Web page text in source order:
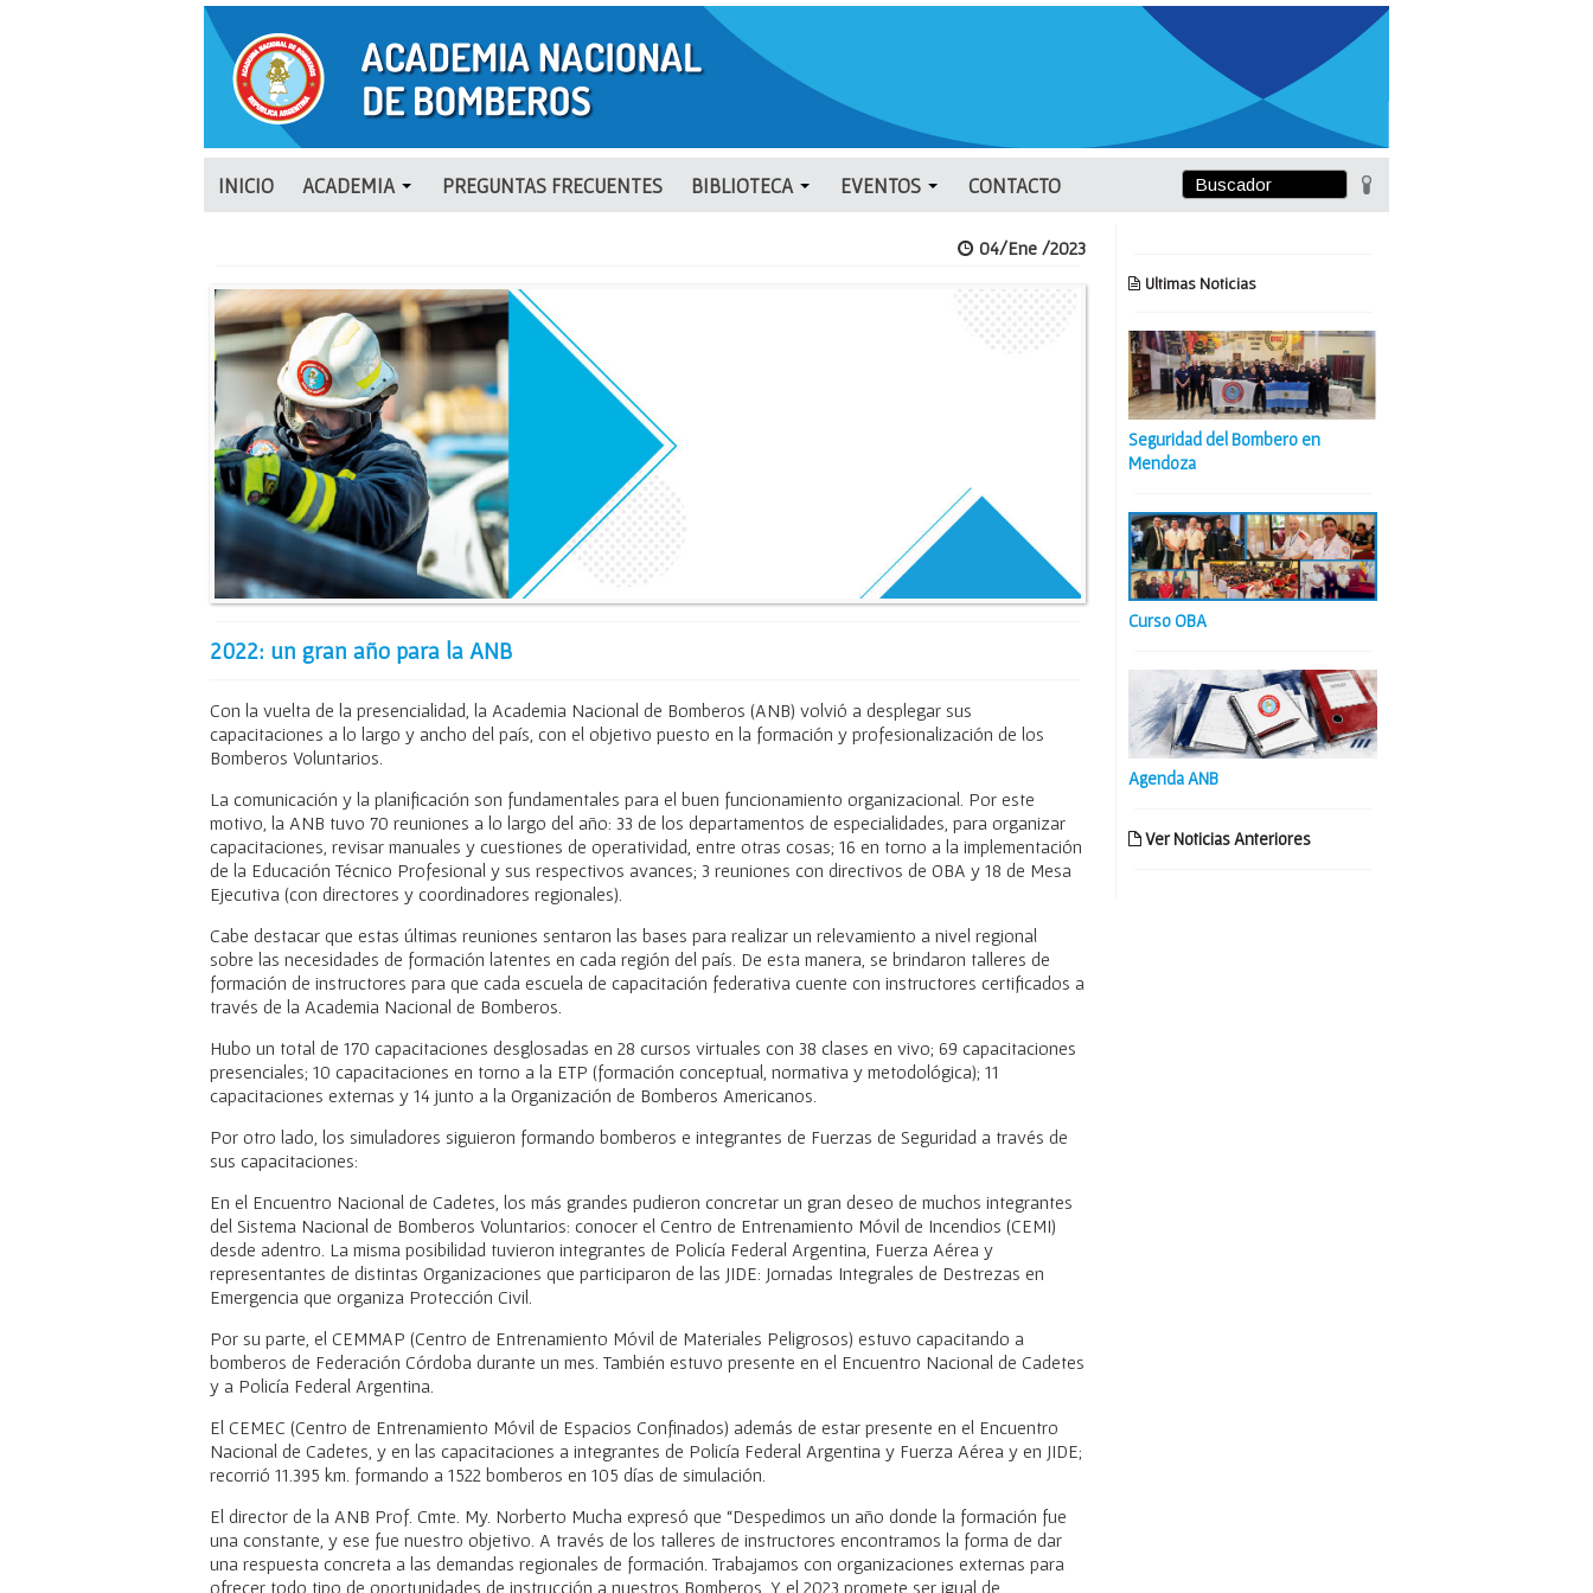
INICIO ACADEMIA PREGUNTAS FRECUENTES BIBLIOTECA EVENTOS CONTACTO
04/Ene /2023
2022: un gran año para la ANB
Con la vuelta de la presencialidad, la Academia Nacional de Bomberos (ANB) volvió a desplegar sus
capacitaciones a lo largo y ancho del país, con el objetivo puesto en la formación y profesionalización de los
Bomberos Voluntarios.
La comunicación y la planificación son fundamentales para el buen funcionamiento organizacional. Por este
motivo, la ANB tuvo 70 reuniones a lo largo del año: 33 de los departamentos de especialidades, para organizar
capacitaciones, revisar manuales y cuestiones de operatividad, entre otras cosas; 16 en torno a la implementación
de la Educación Técnico Profesional y sus respectivos avances; 3 reuniones con directivos de OBA y 18 de Mesa
Ejecutiva (con directores y coordinadores regionales).
Cabe destacar que estas últimas reuniones sentaron las bases para realizar un relevamiento a nivel regional
sobre las necesidades de formación latentes en cada región del país. De esta manera, se brindaron talleres de
formación de instructores para que cada escuela de capacitación federativa cuente con instructores certificados a
través de la Academia Nacional de Bomberos.
Hubo un total de 170 capacitaciones desglosadas en 28 cursos virtuales con 38 clases en vivo; 69 capacitaciones
presenciales; 10 capacitaciones en torno a la ETP (formación conceptual, normativa y metodológica); 11
capacitaciones externas y 14 junto a la Organización de Bomberos Americanos.
Por otro lado, los simuladores siguieron formando bomberos e integrantes de Fuerzas de Seguridad a través de
sus capacitaciones:
En el Encuentro Nacional de Cadetes, los más grandes pudieron concretar un gran deseo de muchos integrantes
del Sistema Nacional de Bomberos Voluntarios: conocer el Centro de Entrenamiento Móvil de Incendios (CEMI)
desde adentro. La misma posibilidad tuvieron integrantes de Policía Federal Argentina, Fuerza Aérea y
representantes de distintas Organizaciones que participaron de las JIDE: Jornadas Integrales de Destrezas en
Emergencia que organiza Protección Civil.
Por su parte, el CEMMAP (Centro de Entrenamiento Móvil de Materiales Peligrosos) estuvo capacitando a
bomberos de Federación Córdoba durante un mes. También estuvo presente en el Encuentro Nacional de Cadetes
y a Policía Federal Argentina.
El CEMEC (Centro de Entrenamiento Móvil de Espacios Confinados) además de estar presente en el Encuentro
Nacional de Cadetes, y en las capacitaciones a integrantes de Policía Federal Argentina y Fuerza Aérea y en JIDE;
recorrió 11.395 km. formando a 1522 bomberos en 105 días de simulación.
El director de la ANB Prof. Cmte. My. Norberto Mucha expresó que “Despedimos un año donde la formación fue
una constante, y ese fue nuestro objetivo. A través de los talleres de instructores encontramos la forma de dar
una respuesta concreta a las demandas regionales de formación. Trabajamos con organizaciones externas para
ofrecer todo tipo de oportunidades de instrucción a nuestros Bomberos. Y el 2023 promete ser igual de
Ultimas Noticias
Seguridad del Bombero en
Mendoza
Curso OBA
Agenda ANB
Ver Noticias Anteriores